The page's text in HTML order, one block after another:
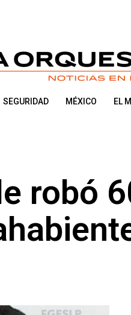
SEGURIDAD MÉXICO EL
robó